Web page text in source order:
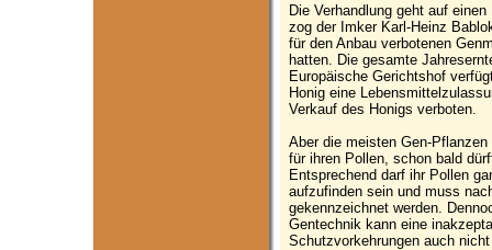
Die Verhandlung geht auf
zog der Imker Karl-Heinz
für den Anbau verbotenen
hatten. Die gesamte
Europäische Gerichtshof
Honig eine
Verkauf des Honigs verboten.
Aber die meisten Gen-
für ihren Pollen, schon bald
Entsprechend darf ihr Pollen
aufzufinden sein und muss
gekennzeichnet werden.
Gentechnik kann eine
Schutzvorkehrungen auch